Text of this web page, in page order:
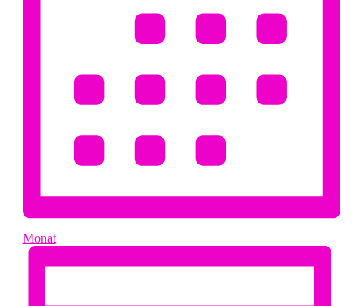
Monat